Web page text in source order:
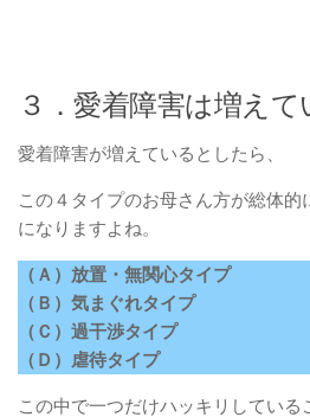
３．愛着障害は増えて
愛着障害が増えているとしたら、
この４タイプのお母さん方が総体的
になりますよね。
（Ａ）放置・無関心タイプ
（Ｂ）気まぐれタイプ
（Ｃ）過干渉タイプ
（Ｄ）虐待タイプ
この中で一つだけハッキリしている